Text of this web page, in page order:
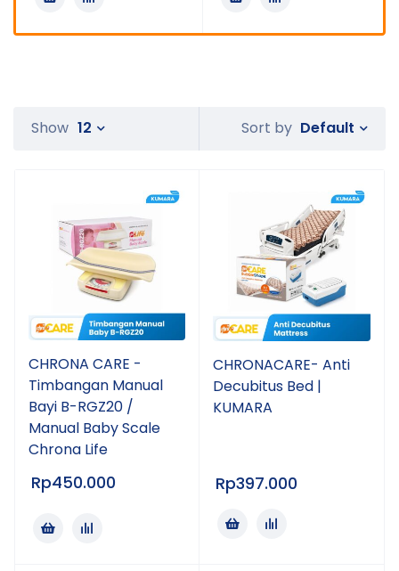
Sort by Default
Show 12
CHRONA CARE -
Timbangan Manual
Bayi B-RGZ20 /
Manual Baby Scale
Chrona Life
Rp450.000
CHRONACARE- Anti
Decubitus Bed |
KUMARA
Rp397.000